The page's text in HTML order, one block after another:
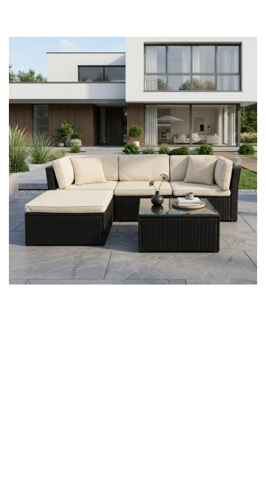
Předchozí Další